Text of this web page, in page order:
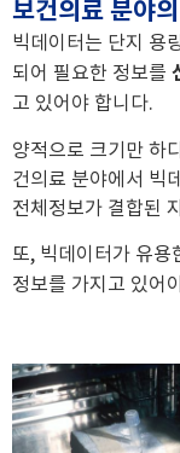
보건의료 분야
빅데이터는 단지 용
되어 필요한 정보를
고 있어야 합니다.
양적으로 크기만 하
건의료 분야에서 빅
전체정보가 결합된
또, 빅데이터가 유용
정보를 가지고 있어